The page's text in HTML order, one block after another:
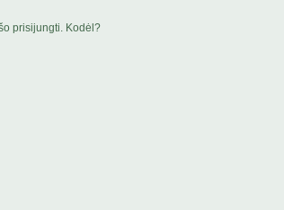
prisijungti. Kodėl?